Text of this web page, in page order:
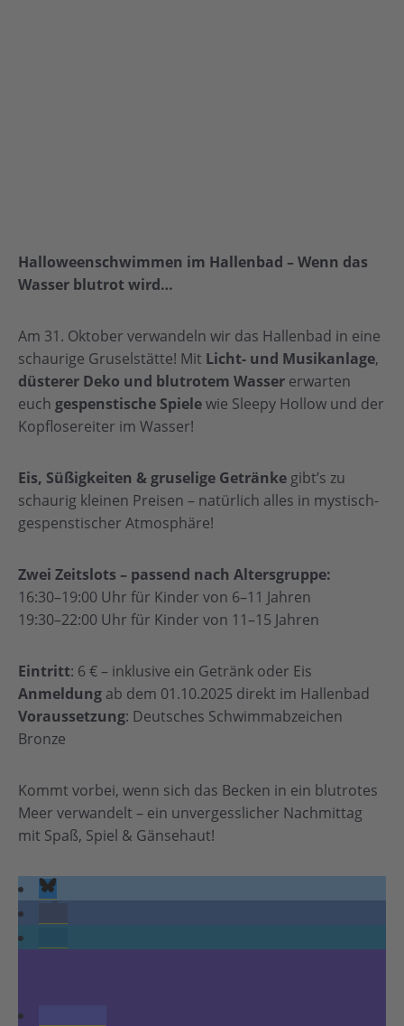
Halloweenschwimmen im Hallenbad – Wenn das
Wasser blutrot wird…
Am 31. Oktober verwandeln wir das Hallenbad in eine
schaurige Gruselstätte! Mit Licht- und Musikanlage,
düsterer Deko und blutrotem Wasser erwarten
euch gespenstische Spielewie Sleepy Hollow und der
Kopflosereiter im Wasser!
Eis, Süßigkeiten & gruselige Getränke gibt’s zu
schaurig kleinen Preisen – natürlich alles in mystisch-
gespenstischer Atmosphäre!
Zwei Zeitslots – passend nach Altersgruppe:
16:30–19:00 Uhr für Kinder von 6–11 Jahren
19:30–22:00 Uhr für Kinder von 11–15 Jahren
Eintritt: 6 € – inklusive ein Getränk oder Eis
Anmeldung ab dem 01.10.2025 direkt im Hallenbad
Voraussetzung: Deutsches Schwimmabzeichen
Bronze
Kommt vorbei, wenn sich das Becken in ein blutrotes
Meer verwandelt – ein unvergesslicher Nachmittag
mit Spaß, Spiel & Gänsehaut!